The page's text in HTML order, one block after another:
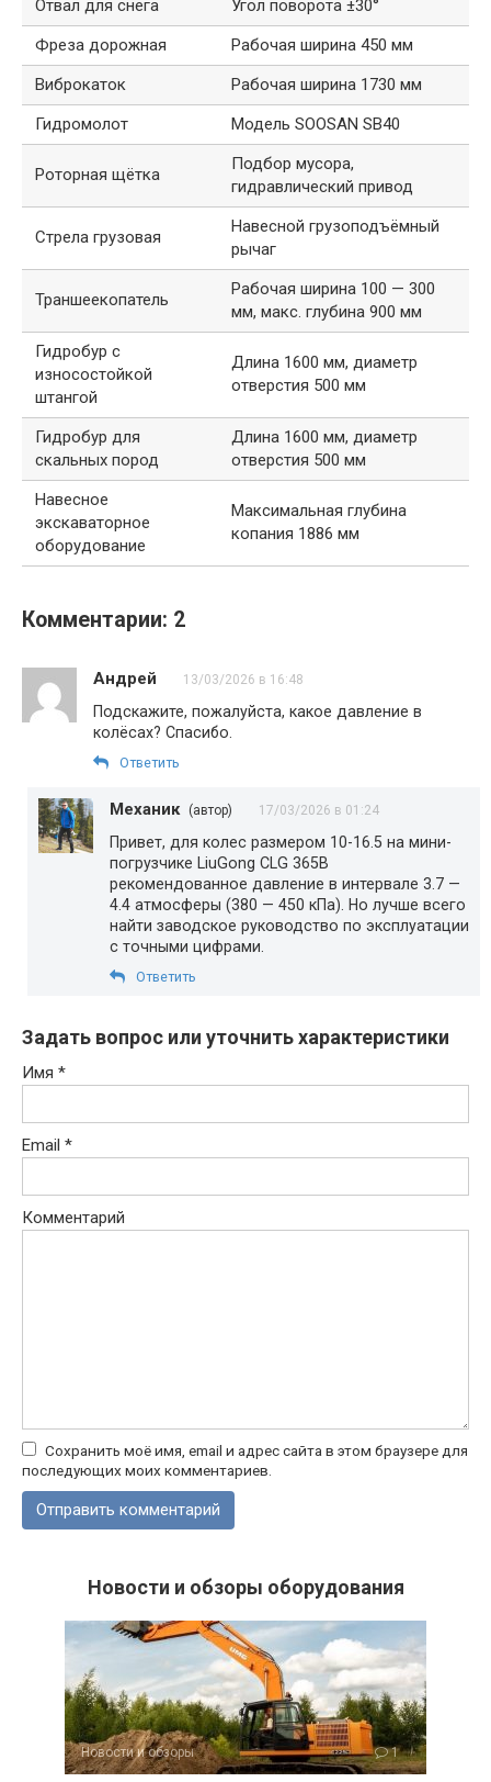
Отвал для снега
Угол поворота ±30°
Фреза дорожная
Рабочая ширина 450 мм
Виброкаток
Рабочая ширина 1730 мм
Гидромолот
Модель SOOSAN SB40
Роторная щётка
Подбор мусора,
гидравлический привод
Стрела грузовая
Навесной грузоподъёмный
рычаг
Траншеекопатель
Рабочая ширина 100 — 300
мм, макс. глубина 900 мм
Гидробур с
износостойкой
штангой
Длина 1600 мм, диаметр
отверстия 500 мм
Гидробур для
скальных пород
Длина 1600 мм, диаметр
отверстия 500 мм
Навесное
экскаваторное
оборудование
Максимальная глубина
копания 1886 мм
Комментарии: 2
Андрей 13/03/2026 в 16:48
Подскажите, пожалуйста, какое давление в
колёсах? Спасибо.
Ответить
Механик (автор) 17/03/2026 в 01:24
Привет, для колес размером 10-16.5 на мини-
погрузчике LiuGong CLG 365B
рекомендованное давление в интервале 3.7 —
4.4 атмосферы (380 — 450 кПа). Но лучше всего
найти заводское руководство по эксплуатации
с точными цифрами.
Ответить
Задать вопрос или уточнить характеристики
Имя *
Email *
Комментарий
Сохранить моё имя, email и адрес сайта в этом браузере для
последующих моих комментариев.
Новости и обзоры оборудования
Новости и обзоры 1